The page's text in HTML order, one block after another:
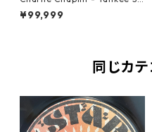
ank【7-21417】
¥99,999
同じカ